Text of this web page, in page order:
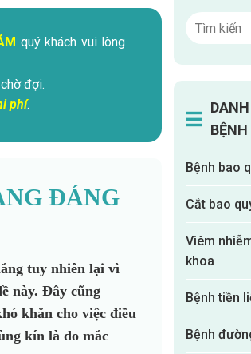
quý khách vui lòng
đợi.
phí.
ĐÁNG
tuy nhiên lại vì
này. Đây cũng
khăn cho việc điều
kín là do mắc
BỆNH
Bệnh bao
Cắt bao
Viêm
khoa
Bệnh tiền
Bệnh